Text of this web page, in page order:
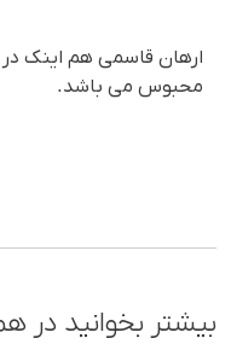
ارهان قاسمی هم اینک در
محبوس می باشد.
بیشتر بخوانید در